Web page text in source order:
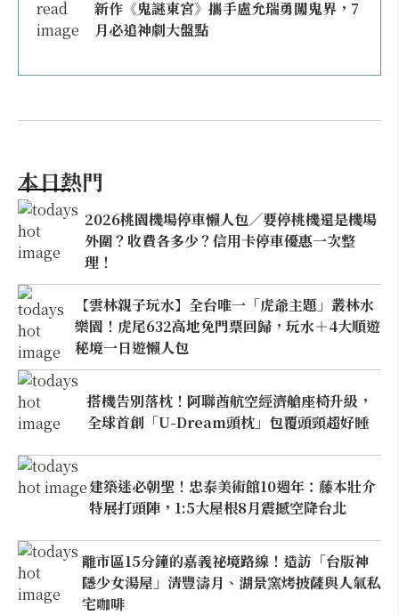
新作《鬼謎東宮》攜手盧允瑞勇闖鬼界，7
月必追神劇大盤點
本日熱門
2026桃園機場停車懶人包／要停桃機還是機場
外圍？收費各多少？信用卡停車優惠一次整
理！
【雲林親子玩水】全台唯一「虎爺主題」叢林水
樂園！虎尾632高地免門票回歸，玩水＋4大順遊
秘境一日遊懶人包
搭機告別落枕！阿聯酋航空經濟艙座椅升級，
全球首創「U-Dream頭枕」包覆頭頸超好睡
建築迷必朝聖！忠泰美術館10週年：藤本壯介
特展打頭陣，1:5大屋根8月震撼空降台北
離市區15分鐘的嘉義祕境路線！造訪「台版神
隱少女湯屋」清豐濤月、湖景窯烤披薩與人氣私
宅咖啡